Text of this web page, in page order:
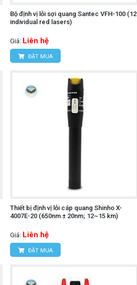
Bộ định vị lỗi sợi quang Santec VFH-100 (12
individual red lasers)
Giá: Liên hệ
ĐẶT MUA
Thiết bị định vị lỗi cáp quang Shinho X-
4007E-20 (650nm ± 20nm; 12~15 km)
Giá: Liên hệ
ĐẶT MUA